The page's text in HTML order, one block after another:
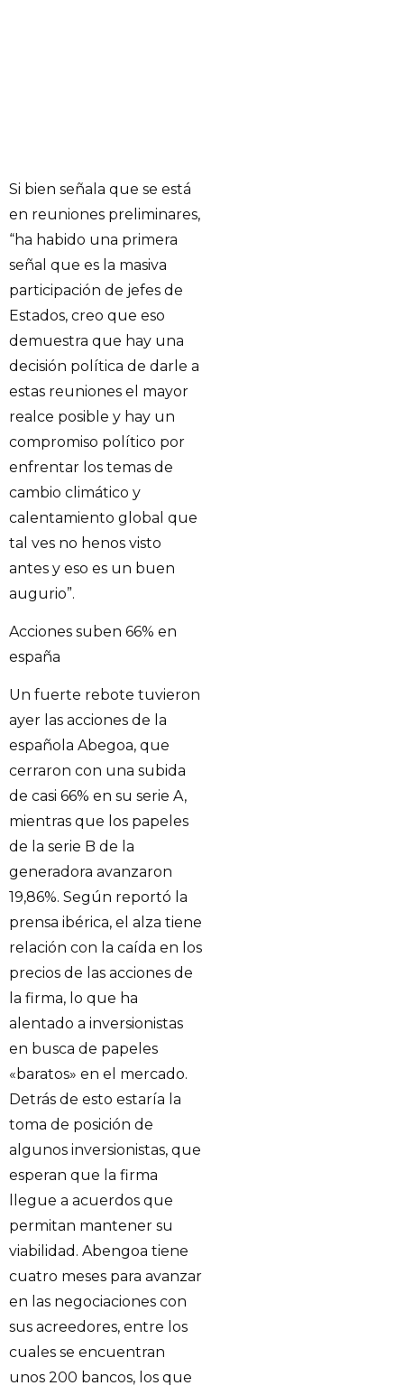
Si bien señala que se está
en reuniones preliminares,
“ha habido una primera
señal que es la masiva
participación de jefes de
Estados, creo que eso
demuestra que hay una
decisión política de darle a
estas reuniones el mayor
realce posible y hay un
compromiso político por
enfrentar los temas de
cambio climático y
calentamiento global que
tal ves no henos visto
antes y eso es un buen
augurio”.
Acciones suben 66% en
españa
Un fuerte rebote tuvieron
ayer las acciones de la
española Abegoa, que
cerraron con una subida
de casi 66% en su serie A,
mientras que los papeles
de la serie B de la
generadora avanzaron
19,86%. Según reportó la
prensa ibérica, el alza tiene
relación con la caída en los
precios de las acciones de
la firma, lo que ha
alentado a inversionistas
en busca de papeles
«baratos» en el mercado.
Detrás de esto estaría la
toma de posición de
algunos inversionistas, que
esperan que la firma
llegue a acuerdos que
permitan mantener su
viabilidad. Abengoa tiene
cuatro meses para avanzar
en las negociaciones con
sus acreedores, entre los
cuales se encuentran
unos 200 bancos, los que